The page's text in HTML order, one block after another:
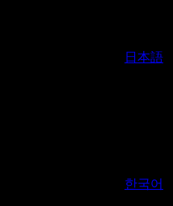
日本語
한국어